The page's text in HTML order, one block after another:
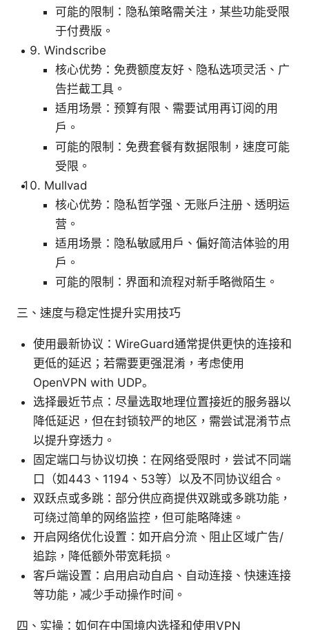
可能的限制：隐私策略需关注，某些功能受限
于付费版。
Windscribe
核心优势：免费额度友好、隐私选项灵活、广
告拦截工具。
适用场景：预算有限、需要试用再订阅的用
户。
可能的限制：免费套餐有数据限制，速度可能
受限。
Mullvad
核心优势：隐私哲学强、无账户注册、透明运
营。
适用场景：隐私敏感用户、偏好简洁体验的用
户。
可能的限制：界面和流程对新手略微陌生。
三、速度与稳定性提升实用技巧
使用最新协议：WireGuard通常提供更快的连接和
更低的延迟；若需要更强混淆，考虑使用
OpenVPN with UDP。
选择最近节点：尽量选取地理位置接近的服务器以
降低延迟，但在封锁较严的地区，需尝试混淆节点
以提升穿透力。
固定端口与协议切换：在网络受限时，尝试不同端
口（如443、1194、53等）以及不同协议组合。
双跃点或多跳：部分供应商提供双跳或多跳功能，
可绕过简单的网络监控，但可能略降速。
开启网络优化设置：如开启分流、阻止区域广告/
追踪，降低额外带宽耗损。
客户端设置：启用启动自启、自动连接、快速连接
等功能，减少手动操作时间。
四、实操：如何在中国境内选择和使用VPN